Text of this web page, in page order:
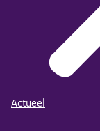
Actueel